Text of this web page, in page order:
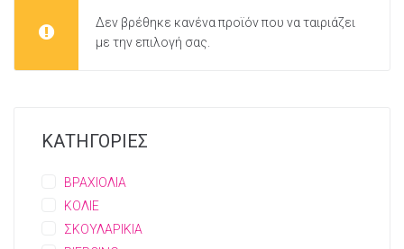
Δεν βρέθηκε κανένα προϊόν που να ταιριάζει
με την επιλογή σας.
ΚΑΤΗΓΟΡΙΕΣ
ΒΡΑΧΙΟΛΙΑ
ΚΟΛΙΕ
ΣΚΟΥΛΑΡΙΚΙΑ